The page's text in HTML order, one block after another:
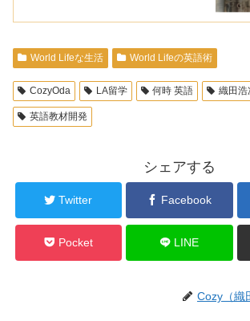
World Lifeな生活 World Lifeの英語術
CozyOda LA留学 何時 英語 織田浩
英語教材開発
シェアする
Twitter Facebook
Pocket LINE
Cozy（織